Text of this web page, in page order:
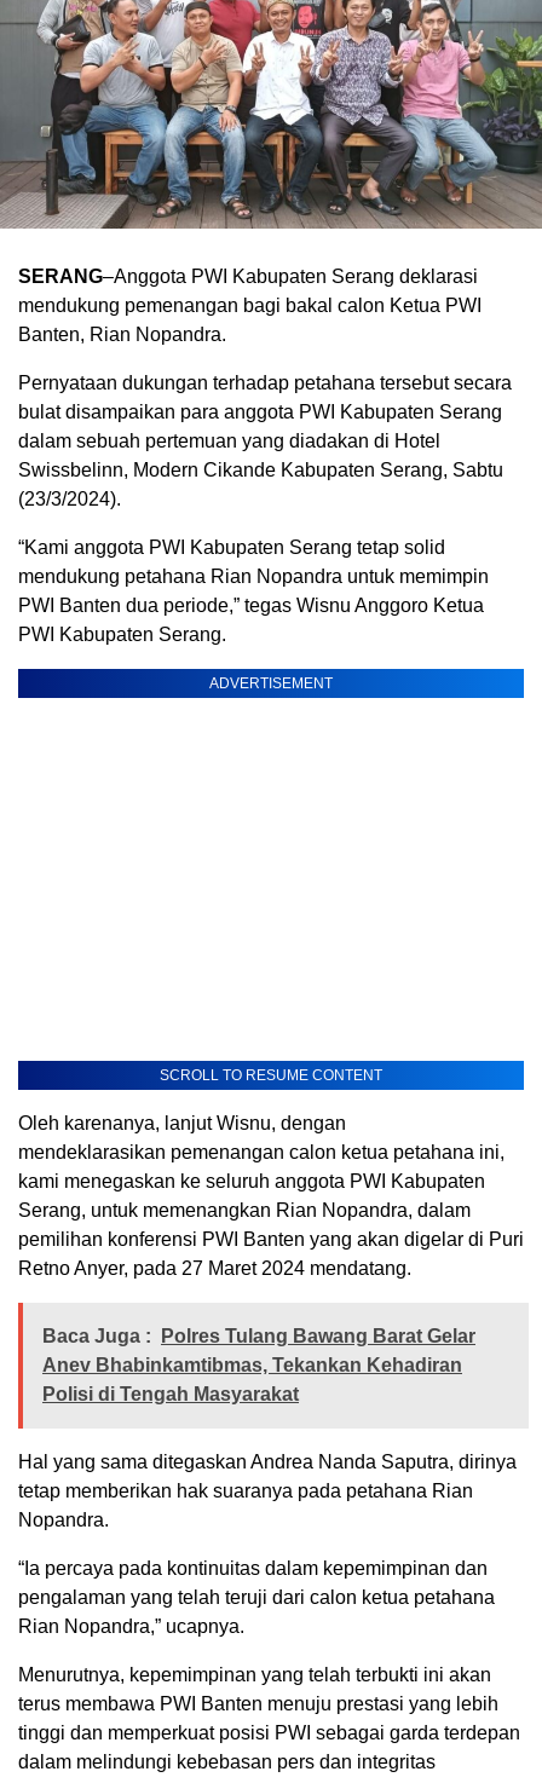
SERANG–Anggota PWI Kabupaten Serang deklarasi
mendukung pemenangan bagi bakal calon Ketua PWI
Banten, Rian Nopandra.
Pernyataan dukungan terhadap petahana tersebut secara
bulat disampaikan para anggota PWI Kabupaten Serang
dalam sebuah pertemuan yang diadakan di Hotel
Swissbelinn, Modern Cikande Kabupaten Serang, Sabtu
(23/3/2024).
“Kami anggota PWI Kabupaten Serang tetap solid
mendukung petahana Rian Nopandra untuk memimpin
PWI Banten dua periode,” tegas Wisnu Anggoro Ketua
PWI Kabupaten Serang.
ADVERTISEMENT
SCROLL TO RESUME CONTENT
Oleh karenanya, lanjut Wisnu, dengan
mendeklarasikan pemenangan calon ketua petahana ini,
kami menegaskan ke seluruh anggota PWI Kabupaten
Serang, untuk memenangkan Rian Nopandra, dalam
pemilihan konferensi PWI Banten yang akan digelar di Puri
Retno Anyer, pada 27 Maret 2024 mendatang.
Baca Juga :
Polres Tulang Bawang Barat Gelar
Anev Bhabinkamtibmas, Tekankan Kehadiran
Polisi di Tengah Masyarakat
Hal yang sama ditegaskan Andrea Nanda Saputra, dirinya
tetap memberikan hak suaranya pada petahana Rian
Nopandra.
“Ia percaya pada kontinuitas dalam kepemimpinan dan
pengalaman yang telah teruji dari calon ketua petahana
Rian Nopandra,” ucapnya.
Menurutnya, kepemimpinan yang telah terbukti ini akan
terus membawa PWI Banten menuju prestasi yang lebih
tinggi dan memperkuat posisi PWI sebagai garda terdepan
dalam melindungi kebebasan pers dan integritas